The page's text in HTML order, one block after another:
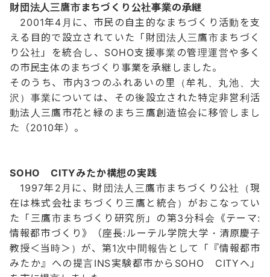
財団法人三鷹市まちづくり公社事業の承継
2001年4月に、市民の自主的なまちづくり活動を支
える目的で設立されていた「財団法人三鷹市まちづく
り公社」を統合し、SOHO支援事業の管理運営や多く
の市民主体のまちづくり事業を承継しました。
そのうち、市内3つのふれあいの里（牟礼、丸池、大
沢）事業については、その後設立された特定非営利活
動法人三鷹市花と緑のまち三鷹創造協会に移管しまし
た（2010年）。
SOHO
CITYみたか構想の実践
1997年2月に、財団法人三鷹市まちづくり公社（現
在は株式会社まちづくり三鷹と統合）がおこなってい
た「三鷹市まちづくり研究所」の第3分科会《テーマ:
情報都市づくり》（座長:ルーテル学院大学・清原慶子
教授＜当時＞）が、第1次中間報告として「『情報都市
みたか』への提言INS実験都市からSOHO CITYへ」